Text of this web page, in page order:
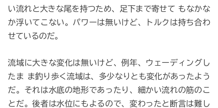
い流れと大きな尾を持つため、足下まで寄せて もなかな
か浮いてこない。パワーは無いけど、トルクは持ち合わ
せているのだ。
流域に大きな変化は無いけど、例年、ウェーディングし
たま ま釣り歩く流域は、多少なりとも変化があったよう
だ。それは水底の地形であったり、細かい流れの筋のこ
とだ。後者は水位にもよるので、変わったと断言は難し